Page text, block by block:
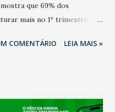
que 69% dos
mais no 1º trimestre de
ano, 56% também
e pelo pagamento do 13º
COMENTÁRIO LEIA MAIS »